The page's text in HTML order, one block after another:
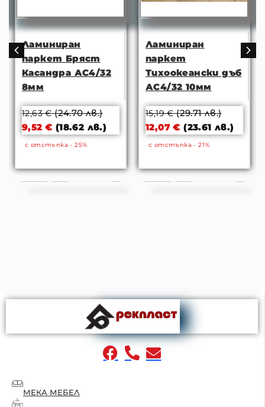
Ламиниран
паркет Бряст
Касандра АС4/32
8мм
12,63€ (24.70 лв.)
9,52 € (18.62 лв.)
с отстъпка - 25%
Ламиниран
паркет
Тихоокеански дъб
АС4/32 10мм
15,19€ (29.71 лв.)
12,07€ (23.61 лв.)
с отстъпка - 21%
МЕКА МЕБЕЛ